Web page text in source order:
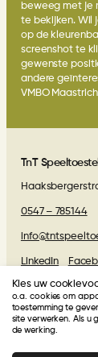
beweeg met je
te bekijken. Wil
op de
screenshot te
gewenste
andere
VMBO
TnT
0547 – 785144
LinkedIn
Algemene
Beoordelingen
Kies uw
o.a. cookies om
toestemming te
site verwerken. Als u
de werking.